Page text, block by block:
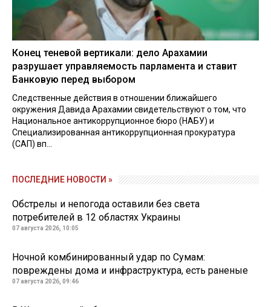
Конец теневой вертикали: дело Арахамии
разрушает управляемость парламента и ставит
Банковую перед выбором
Следственные действия в отношении ближайшего
окружения Давида Арахамии свидетельствуют о том, что
Национальное антикоррупционное бюро (НАБУ) и
Специализированная антикоррупционная прокуратура
(САП) вп...
ПОСЛЕДНИЕ НОВОСТИ »
Обстрелы и непогода оставили без света
потребителей в 12 областях Украины
07 августа 2026, 10:05
Ночной комбинированный удар по Сумам:
повреждены дома и инфраструктура, есть раненые
07 августа 2026, 09:46